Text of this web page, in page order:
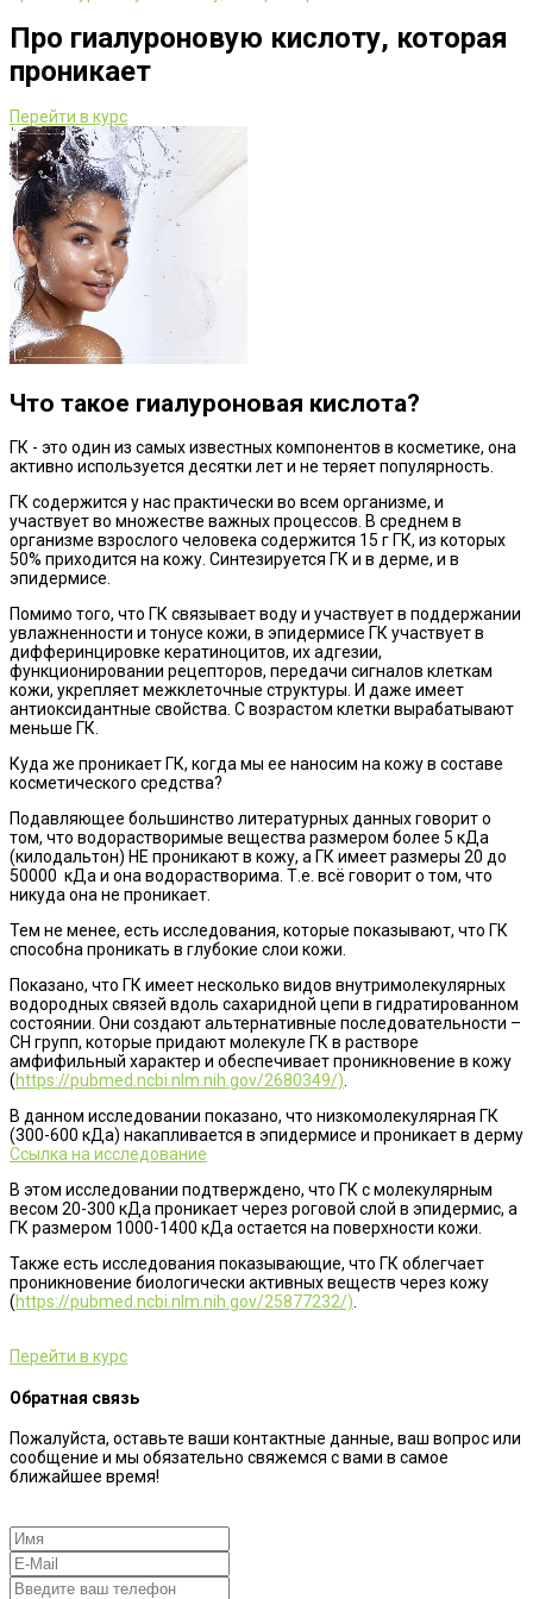
Про гиалуроновую кислоту, которая
проникает
Перейти в курс
Что такое гиалуроновая кислота?
ГК - это один из самых известных компонентов в косметике, она
активно используется десятки лет и не теряет популярность.
ГК содержится у нас практически во всем организме, и
участвует во множестве важных процессов. В среднем в
организме взрослого человека содержится 15 г ГК, из которых
50% приходится на кожу. Синтезируется ГК и в дерме, и в
эпидермисе.
Помимо того, что ГК связывает воду и участвует в поддержании
увлажненности и тонусе кожи, в эпидермисе ГК участвует в
дифферинцировке кератиноцитов, их адгезии,
функционировании рецепторов, передачи сигналов клеткам
кожи, укрепляет межклеточные структуры. И даже имеет
антиоксидантные свойства. С возрастом клетки вырабатывают
меньше ГК.
Куда же проникает ГК, когда мы ее наносим на кожу в составе
косметического средства?
Подавляющее большинство литературных данных говорит о
том, что водорастворимые вещества размером более 5 кДа
(килодальтон) НЕ проникают в кожу, а ГК имеет размеры 20 до
50000 кДа и она водорастворима. Т.е. всё говорит о том, что
никуда она не проникает.
Тем не менее, есть исследования, которые показывают, что ГК
способна проникать в глубокие слои кожи.
Показано, что ГК имеет несколько видов внутримолекулярных
водородных связей вдоль сахаридной цепи в гидратированном
состоянии. Они создают альтернативные последовательности –
СН групп, которые придают молекуле ГК в растворе
амфифильный характер и обеспечивает проникновение в кожу
(https://pubmed.ncbi.nlm.nih.gov/2680349/)
В данном исследовании показано, что низкомолекулярная ГК
(300-600 кДа) накапливается в эпидермисе и проникает в дерму
Ссылка на исследование
В этом исследовании подтверждено, что ГК с молекулярным
весом 20-300 кДа проникает через роговой слой в эпидермис, а
ГК размером 1000-1400 кДа остается на поверхности кожи.
Также есть исследования показывающие, что ГК облегчает
проникновение биологически активных веществ через кожу
(https://pubmed.ncbi.nlm.nih.gov/25877232/)
Перейти в курс
Обратная связь
Пожалуйста, оставьте ваши контактные данные, ваш вопрос или
сообщение и мы обязательно свяжемся с вами в самое
ближайшее время!